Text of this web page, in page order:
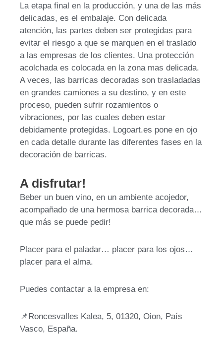
La etapa final en la producción, y una de las más
delicadas, es el embalaje. Con delicada
atención, las partes deben ser protegidas para
evitar el riesgo a que se marquen en el traslado
a las empresas de los clientes. Una protección
acolchada es colocada en la zona mas delicada.
A veces, las barricas decoradas son trasladadas
en grandes camiones a su destino, y en este
proceso, pueden sufrir rozamientos o
vibraciones, por las cuales deben estar
debidamente protegidas. Logoart.es pone en ojo
en cada detalle durante las diferentes fases en la
decoración de barricas.
A disfrutar!
Beber un buen vino, en un ambiente acojedor,
acompañado de una hermosa barrica decorada…
que más se puede pedir!
Placer para el paladar… placer para los ojos…
placer para el alma.
Puedes contactar a la empresa en:
​📌​Roncesvalles Kalea, 5, 01320, Oion, País
Vasco, España.